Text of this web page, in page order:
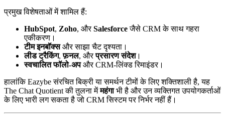
प्रमुख विशेषताओं में शामिल हैं:
HubSpot, Zoho, औरSalesforceजैसे CRM के साथ गहरा
एकीकरण।
टीम इनबॉक्सऔर साझा चैट दृश्यता।
लीड ट्रैकिंग,फ़नल, औरप्रसारण संदेश।
स्वचालित फॉलो-अपऔर CRM-लिंक्ड रिमाइंडर।
हालांकि Eazybe संरचित बिक्री या समर्थन टीमों के लिए शक्तिशाली है, यह
The Chat Quotient की तुलना मेंमहंगाभी है और उन व्यक्तिगत उपयोगकर्ताओं
के लिए भारी लग सकता है जो CRM सिस्टम पर निर्भर नहीं हैं।